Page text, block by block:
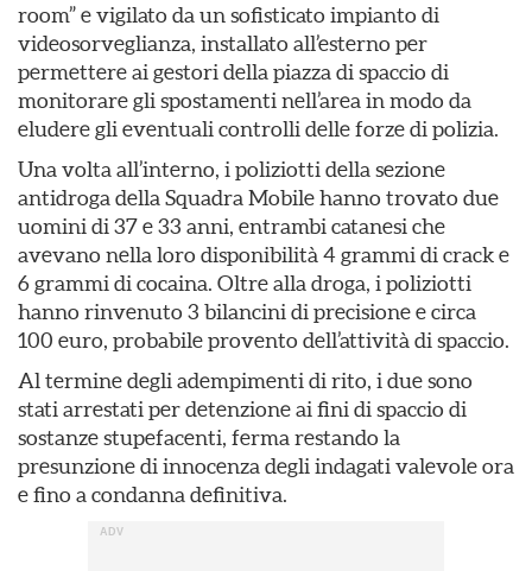
room” e vigilato da un sofisticato impianto di
videosorveglianza, installato all’esterno per
permettere ai gestori della piazza di spaccio di
monitorare gli spostamenti nell’area in modo da
eludere gli eventuali controlli delle forze di polizia.
Una volta all’interno, i poliziotti della sezione
antidroga della Squadra Mobile hanno trovato due
uomini di 37 e 33 anni, entrambi catanesi che
avevano nella loro disponibilità 4 grammi di crack e
6 grammi di cocaina. Oltre alla droga, i poliziotti
hanno rinvenuto 3 bilancini di precisione e circa
100 euro, probabile provento dell’attività di spaccio.
Al termine degli adempimenti di rito, i due sono
stati arrestati per detenzione ai fini di spaccio di
sostanze stupefacenti, ferma restando la
presunzione di innocenza degli indagati valevole ora
e fino a condanna definitiva.